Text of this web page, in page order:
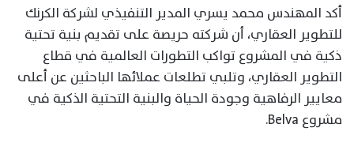
أكد المهندس محمد يسري المدير التنفيذي لشركة الكرنك
للتطوير العقاري، أن شركته حريصة على تقديم بنية تحتية
ذكية في المشروع تواكب التطورات العالمية في قطاع
التطوير العقاري، وتلبي تطلعات عملائها الباحثين عن أعلى
معايير الرفاهية وجودة الحياة والبنية التحتية الذكية في
مشروع Belva.